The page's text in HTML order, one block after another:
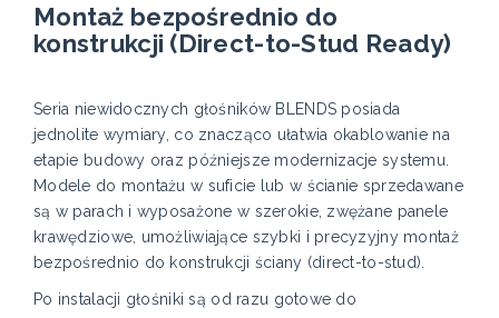
Montaż bezpośrednio do
konstrukcji (Direct-to-Stud Ready)
Seria niewidocznych głośników BLENDS posiada
jednolite wymiary, co znacząco ułatwia okablowanie na
etapie budowy oraz późniejsze modernizacje systemu.
Modele do montażu w suficie lub w ścianie sprzedawane
są w parach i wyposażone w szerokie, zwężane panele
krawędziowe, umożliwiające szybki i precyzyjny montaż
bezpośrednio do konstrukcji ściany (direct-to-stud).
Po instalacji głośniki są od razu gotowe do